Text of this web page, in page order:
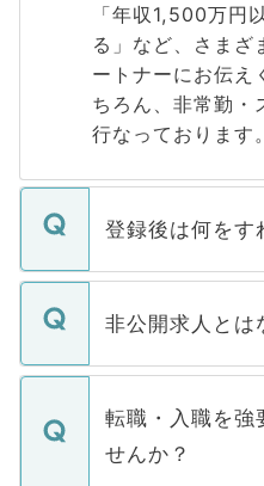
「年収1,500万円
る」など、さまざ
ートナーにお伝え
ちろん、非常勤・
行なっております。
登録後は何をす
ご登録いただきま
登録内容を確認し
ます。通常、5営
いただきますので
非公開求人とは
マイナビ
うち約3割は、
けない「非公開求
下記の理由によっ
転職・入職を強
せんか？